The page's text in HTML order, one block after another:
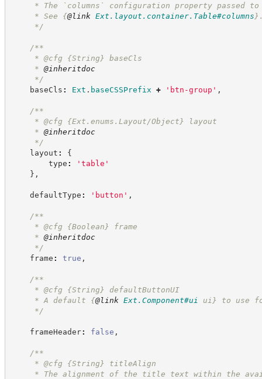
* The `columns` configuration property passed
* See {@link Ext.layout.container.Table#columns }
*/
/**
* @cfg {String}
baseCls
* @inheritdoc
*/
baseCls : Ext . baseCSSPrefix + ' btn-group ' ,
/**
* @cfg {Ext.enums.Layout/Object} layout
* @inheritdoc
*/
layout :
{
type : ' table '
} ,
defaultType : ' button ' ,
/**
* @cfg {Boolean}
frame
* @inheritdoc
*/
frame : true ,
/**
* @cfg {String}
defaultButtonUI
* A default {@link Ext.Component#ui ui} to use
*/
frameHeader: false ,
/**
* @cfg {String}
titleAlign
* The alignment of the title text within the